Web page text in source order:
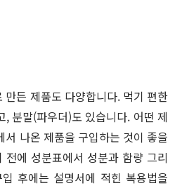
만든 제품도 다양합니다. 먹기 편한
, 분말(파우더)도 있습니다. 어떤 제
서 나온 제품을 구입하는 것이 좋을
전에 성분표에서 성분과 함량 그리
후에는 설명서에 적힌 복용법을